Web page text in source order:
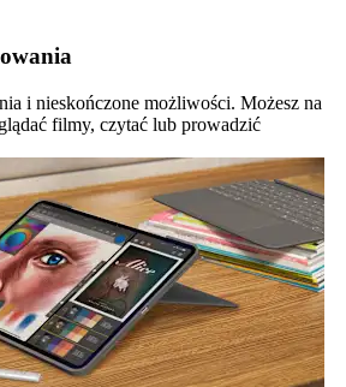
i nieskończone możliwości. Możesz na
filmy, czytać lub prowadzić